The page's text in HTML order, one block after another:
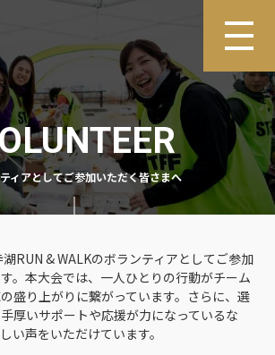
ィアとしてご参加いただく皆さまへ
RUN & WALKのボランティアとしてご参加
。本大会では、一人ひとりの行動がチーム
盛り上がりに繋がっています。さらに、選
厚いサポートや応援が力になっているな
い声をいただけています。